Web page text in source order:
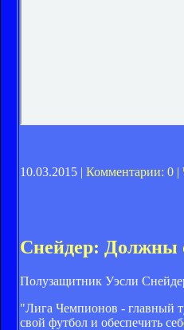
10.03.2015 | Комментарии: 0 |
Снейдер: Должны
Полузащитник Уэсли
"Лига Чемпионов - главный
свой футбол и обеспечить